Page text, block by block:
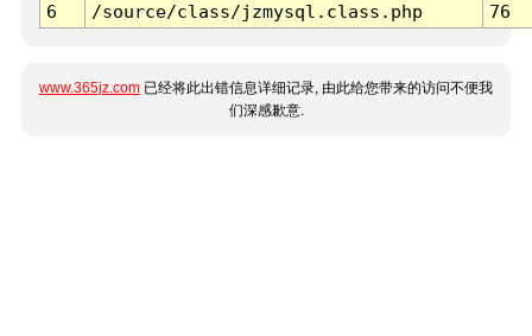
6
/source/class/jzmysql.class.php 76
www.365jz.com 已经将此出错信息详细记录, 由此给您带来的访问不便我
们深感歉意.